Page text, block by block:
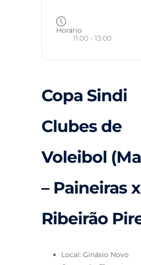
Horário
11:00 - 13:00
Copa Sindi
Clubes de
Voleibol
– Paineiras x
Ribeirão
Local: Ginásio Novo